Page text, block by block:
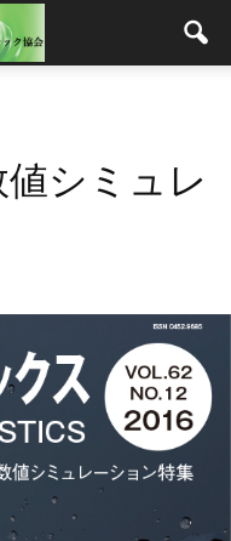
値シミュレ